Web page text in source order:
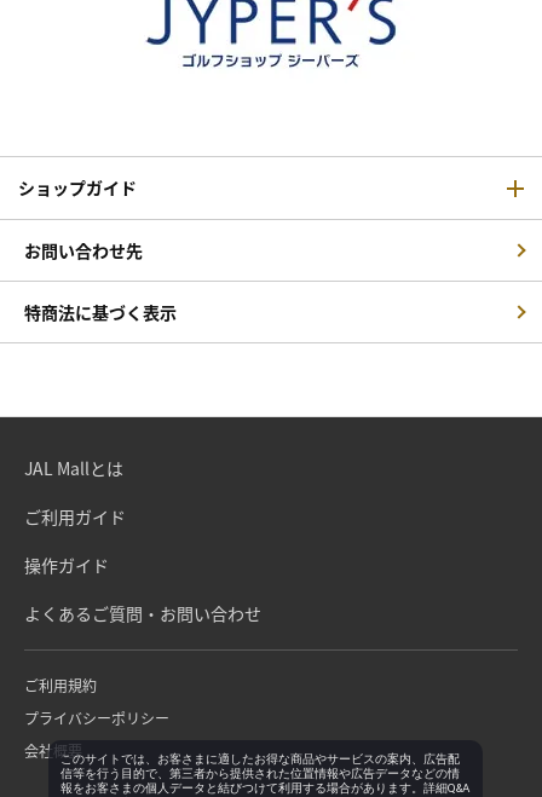
ショップガイド
お問い合わせ先
特商法に基づく表示
JAL Mallとは
ご利用ガイド
操作ガイド
よくあるご質問・お問い合わせ
ご利用規約
プライバシーポリシー
会社概要このサイトでは、お客さまに適したお得な商品やサービスの案内、広告配
信等を行う目的で、第三者から提供された位置情報や広告データなどの情
報をお客さまの個人データと結びつけて利用する場合があります。詳細Q&A